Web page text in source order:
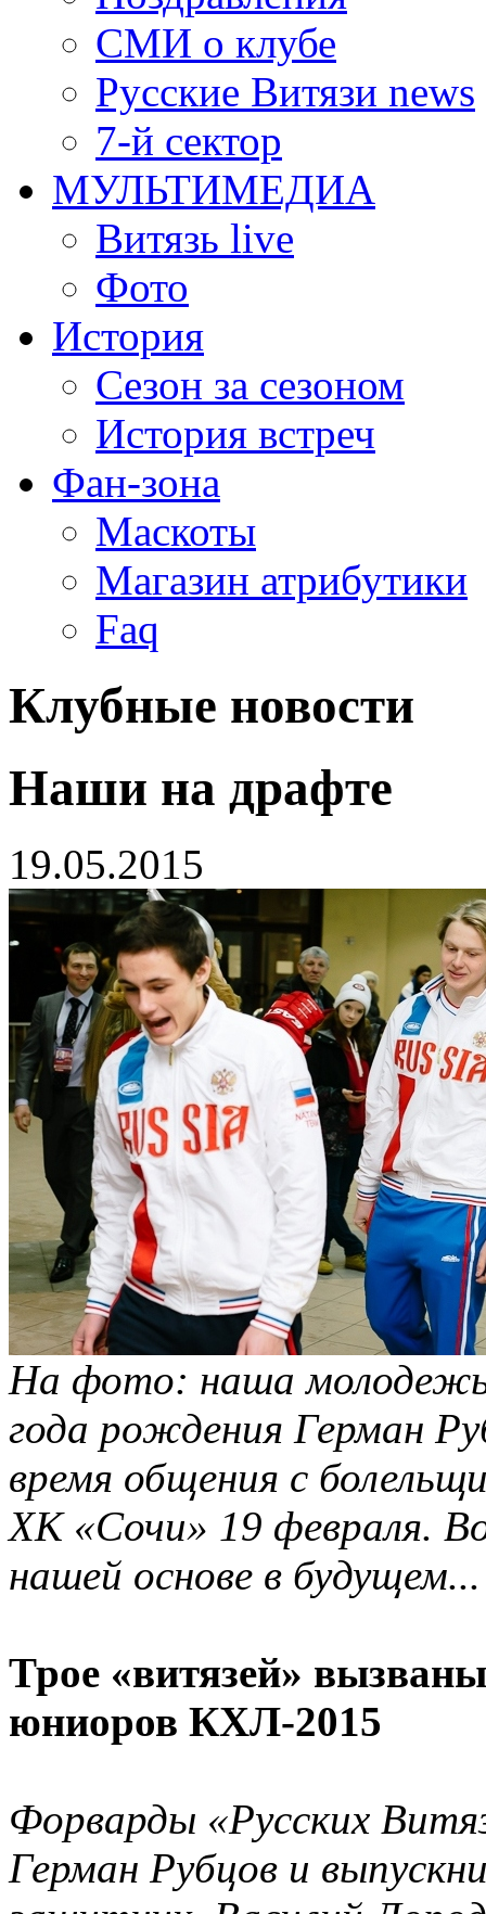
СМИ о клубе
Русские Витязи news
7-й сектор
МУЛЬТИМЕДИА
Витязь live
Фото
История
Сезон за сезоном
История встреч
Фан-зона
Маскоты
Магазин атрибутики
Faq
Клубные новости
Наши на драфте
19.05.2015
На фото: наша
года рождения Герман
время общения с
ХК «Сочи» 19 февраля.
нашей основе в будущем...
Трое «витязей»
юниоров КХЛ-2015
Форварды «Русских
Герман Рубцов и